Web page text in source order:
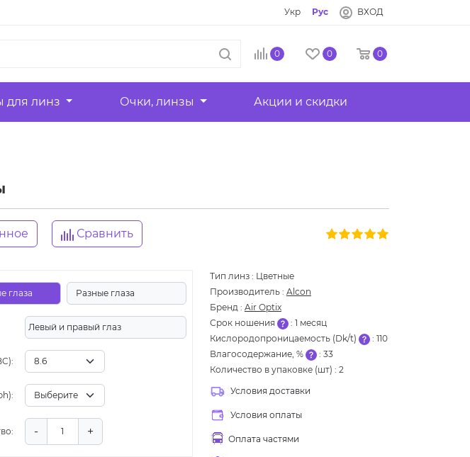
Укр Рус ВХОД
0 0 0
для линз Очки, линзы Акции и скидки
Сравнить
глаза Разные глаза
Левый и правый глаз
- +
Тип линз : Цветные
Производитель : Alcon
Бренд : Air Optix
Срок ношения
: 1 месяц
Кислородопроницаемость (Dk/t)
: 110
Влагосодержание, %
: 33
Количество в упаковке (шт) : 2
Условия доставки
Условия оплаты
Оплата частями